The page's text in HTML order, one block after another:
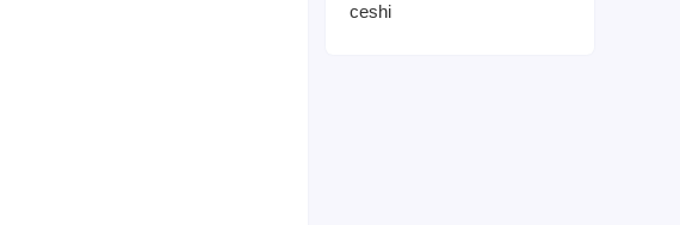
ceshi